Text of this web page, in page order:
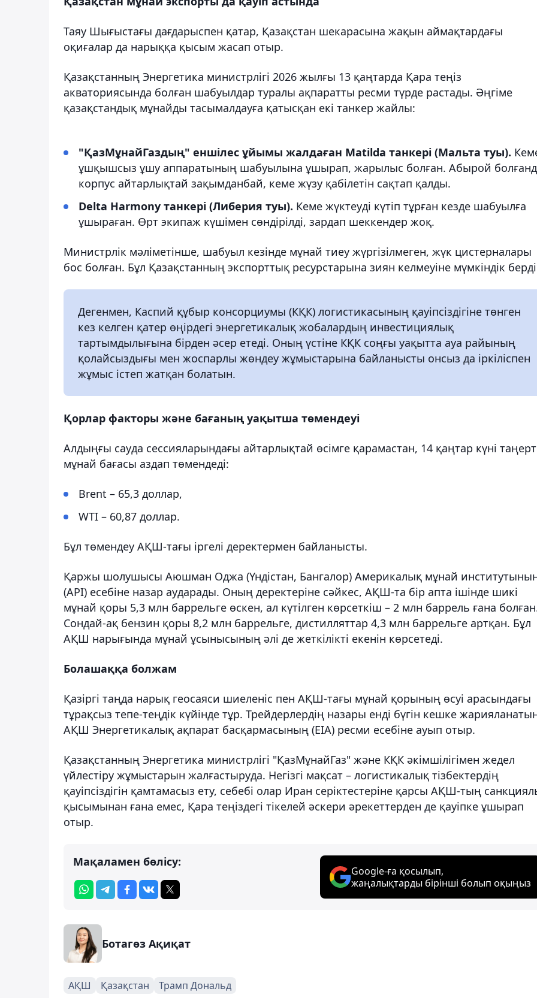
Таяу Шығыстағы дағдарыспен қатар, Қазақстан шекарасына жақын аймақтардағы
оқиғалар да нарыққа қысым жасап отыр.
Қазақстанның Энергетика министрлігі 2026 жылғы 13 қаңтарда Қара теңіз
акваториясында болған шабуылдар туралы ақпаратты ресми түрде растады. Әңгіме
қазақстандық мұнайды тасымалдауға қатысқан екі танкер жайлы:
"ҚазМұнайГаздың" еншілес ұйымы жалдаған Matilda танкері (Мальта туы).
ұшқышсыз ұшу аппаратының шабуылына ұшырап, жарылыс болған. Абырой
корпус айтарлықтай зақымданбай, кеме жүзу қабілетін сақтап қалды.
Delta Harmony танкері (Либерия туы). Кеме жүктеуді күтіп тұрған кезде шабуылға
ұшыраған. Өрт экипаж күшімен сөндірілді, зардап шеккендер жоқ.
Министрлік мәліметінше, шабуыл кезінде мұнай тиеу жүргізілмеген, жүк цистерналары
бос болған. Бұл Қазақстанның экспорттық ресурстарына зиян келмеуіне мүмкіндік
Дегенмен, Каспий құбыр консорциумы (КҚК) логистикасының қауіпсіздігіне төнген
кез келген қатер өңірдегі энергетикалық жобалардың инвестициялық
тартымдылығына бірден әсер етеді. Оның үстіне КҚК соңғы уақытта ауа райының
қолайсыздығы мен жоспарлы жөндеу жұмыстарына байланысты онсыз да іркіліспен
жұмыс істеп жатқан болатын.
Қорлар факторы және бағаның уақытша төмендеуі
Алдыңғы сауда сессияларындағы айтарлықтай өсімге қарамастан, 14 қаңтар күні
мұнай бағасы аздап төмендеді:
Brent – 65,3 доллар,
WTI – 60,87 доллар.
Бұл төмендеу АҚШ-тағы іргелі деректермен байланысты.
Қаржы шолушысы Аюшман Оджа (Үндістан, Бангалор) Америкалық мұнай
(API) есебіне назар аударады. Оның деректеріне сәйкес, АҚШ-та бір апта ішінде шикі
мұнай қоры 5,3 млн баррельге өскен, ал күтілген көрсеткіш – 2 млн баррель ғана
Сондай-ақ бензин қоры 8,2 млн баррельге, дистилляттар 4,3 млн баррельге артқан. Бұл
АҚШ нарығында мұнай ұсынысының әлі де жеткілікті екенін көрсетеді.
Болашаққа болжам
Қазіргі таңда нарық геосаяси шиеленіс пен АҚШ-тағы мұнай қорының өсуі арасындағы
тұрақсыз тепе-теңдік күйінде тұр. Трейдерлердің назары енді бүгін кешке
АҚШ Энергетикалық ақпарат басқармасының (EIA) ресми есебіне ауып отыр.
Қазақстанның Энергетика министрлігі "ҚазМұнайГаз" және КҚК әкімшілігімен жедел
үйлестіру жұмыстарын жалғастыруда. Негізгі мақсат – логистикалық тізбектердің
қауіпсіздігін қамтамасыз ету, себебі олар Иран серіктестеріне қарсы АҚШ-тың
қысымынан ғана емес, Қара теңіздегі тікелей әскери әрекеттерден де қауіпке ұшырап
отыр.
Мақаламен бөлісу:
Google-ға қосылып,
жаңалықтарды бірінші болып оқыңыз
Ботагөз Ақиқат
АҚШ Қазақстан Трамп Дональд